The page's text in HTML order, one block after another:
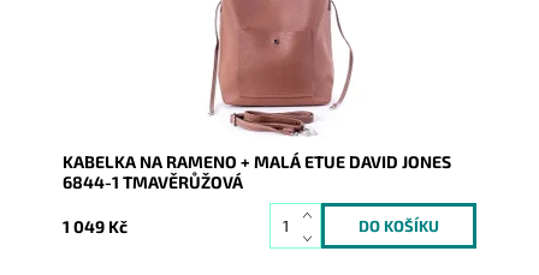
David Jones Paris
2 roky
KABELKA NA RAMENO + MALÁ ETUE DAVID JONES
6844-1 TMAVĚRŮŽOVÁ
1 049 Kč